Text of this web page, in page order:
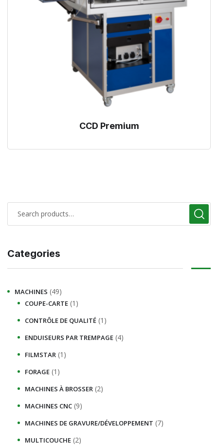
CCD Premium
Categories
MACHINES (49)
COUPE-CARTE (1)
CONTRÔLE DE QUALITÉ (1)
ENDUISEURS PAR TREMPAGE (4)
FILMSTAR (1)
FORAGE (1)
MACHINES À BROSSER (2)
MACHINES CNC (9)
MACHINES DE GRAVURE/DÉVELOPPEMENT (7)
MULTICOUCHE (2)